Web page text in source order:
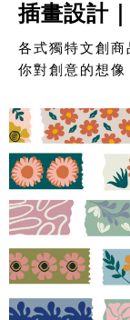
插畫設計
各式獨特文創
你對創意的想像